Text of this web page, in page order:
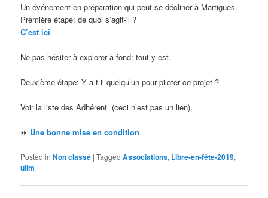
Un événement en préparation qui peut se décliner à Martigues.
Première étape: de quoi s’agit-il ?
C’est ici
Ne pas hésiter à explorer à fond: tout y est.
Deuxième étape: Y a-t-il quelqu’un pour piloter ce projet ?
Voir la liste des Adhérent (ceci n’est pas un lien).
⏩ Une bonne mise en condition
Posted in Non classé |Tagged Associations, Libre-en-fête-2019,
ullm